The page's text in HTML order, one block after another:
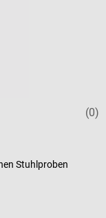
(0)
Stuhlproben